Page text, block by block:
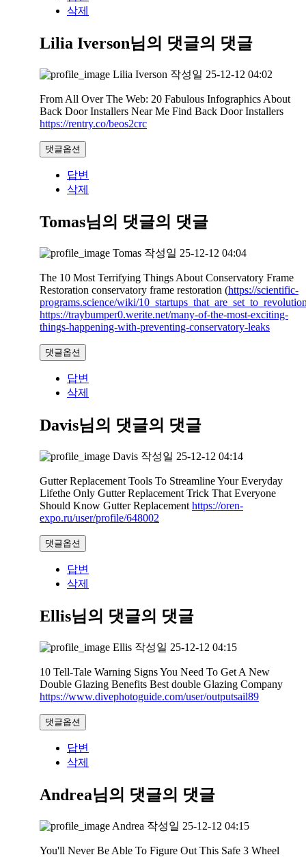
삭제
Lilia Iverson님의 댓글의 댓글
Lilia Iverson 작성일 25-12-12 04:02
From All Over The Web: 20 Fabulous Infographics About
Back Door Installers Near Me Find Back Door Installers
https://rentry.co/beos2crc
댓글옵션
답변
삭제
Tomas님의 댓글의 댓글
Tomas 작성일 25-12-12 04:04
The 10 Most Terrifying Things About Conservatory Frame
Restoration conservatory frame restoration (https://scientific-
programs.science/wiki/
https://traybumper0.werite.net/many-of-the-most-exciting-
things-happening-with-preventing-conservatory-leaks
댓글옵션
답변
삭제
Davis님의 댓글의 댓글
Davis 작성일 25-12-12 04:14
Gutter Replacement Tools To Streamline Your Everyday
Lifethe Only Gutter Replacement Trick That Everyone
Should Know Gutter Replacement https://oren-
expo.ru/user/profile/648002
댓글옵션
답변
삭제
Ellis님의 댓글의 댓글
Ellis 작성일 25-12-12 04:15
10 Tell-Tale Warning Signs You Need To Get A New
Double Glazing Benefits Best double Glazing Company
https://www.divephotoguide.com/user/outputsail89
댓글옵션
답변
삭제
Andrea님의 댓글의 댓글
Andrea 작성일 25-12-12 04:15
You'll Never Be Able To Figure Out This Safe 3 Wheel